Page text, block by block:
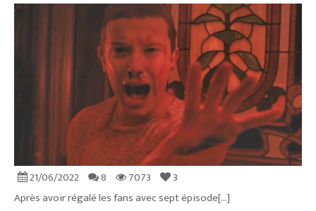
21/06/2022 8 7073
3
Après avoir régalé les fans avec sept épisode[...]